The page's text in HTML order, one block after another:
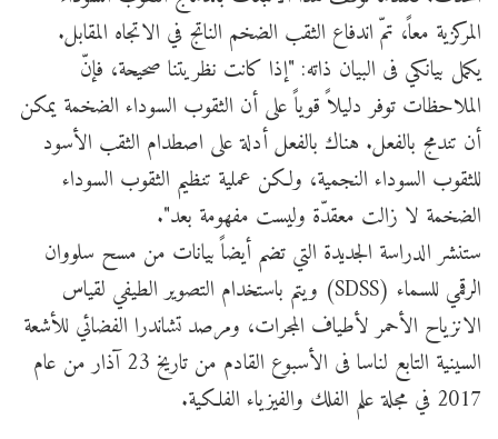
المركزية معاً، تمّ اندفاع الثقب الضخم الناتج في الاتجاه المقابل.
يكمل بيانكي فى البيان ذاته: "إذا كانت نظريتنا صحيحة، فإنّ
الملاحظات توفر دليلاً قوياً على أن الثقوب السوداء الضخمة يمكن
أن تندمج بالفعل. هناك بالفعل أدلة على اصطدام الثقب الأسود
للثقوب السوداء النجمية، ولكن عملية تنظيم الثقوب السوداء
الضخمة لا زالت معقدّة وليست مفهومة بعد".
ستنشر الدراسة الجديدة التي تضم أيضاً بيانات من مسح سلووان
الرقمي للسماء (SDSS) ويتم باستخدام التصوير الطيفي لقياس
الانزياح الأحمر لأطياف المجرات، ومرصد تشاندرا الفضائي للأشعة
السينية التابع لناسا فى الأسبوع القادم من تاريخ 23 آذار من عام
2017 في مجلة علم الفلك والفيزياء الفلكية.